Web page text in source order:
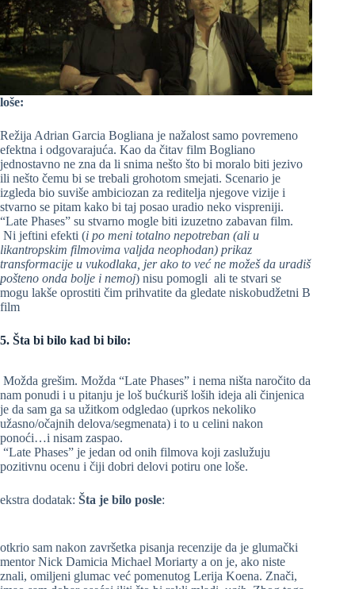
loše:
Režija Adrian Garcia Bogliana je nažalost samo povremeno
efektna i odgovarajuća. Kao da čitav film Bogliano
jednostavno ne zna da li snima nešto što bi moralo biti jezivo
ili nešto čemu bi se trebali grohotom smejati. Scenario je
izgleda bio suviše ambiciozan za reditelja njegove vizije i
stvarno se pitam kako bi taj posao uradio neko vispreniji.
“Late Phases” su stvarno mogle biti izuzetno zabavan film.
Ni jeftini efekti (i po meni totalno nepotreban (ali u
likantropskim filmovima valjda neophodan) prikaz
transformacije u vukodlaka, jer ako to već ne možeš da uradiš
pošteno onda bolje i nemoj) nisu pomogli ali te stvari se
mogu lakše oprostiti čim prihvatite da gledate niskobudžetni B
film
5. Šta bi bilo kad bi bilo:
Možda grešim. Možda “Late Phases” i nema ništa naročito da
nam ponudi i u pitanju je loš bućkuriš loših ideja ali činjenica
je da sam ga sa užitkom odgledao (uprkos nekoliko
užasno/očajnih delova/segmenata) i to u celini nakon
ponoći…i nisam zaspao.
“Late Phases” je jedan od onih filmova koji zaslužuju
pozitivnu ocenu i čiji dobri delovi potiru one loše.
ekstra dodatak: Šta je bilo posle:
otkrio sam nakon završetka pisanja recenzije da je glumački
mentor Nick Damicia Michael Moriarty a on je, ako niste
znali, omiljeni glumac već pomenutog Lerija Koena. Znači,